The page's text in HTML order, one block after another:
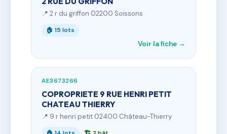
📍 2 r du griffon 02200 Soissons
🏠 15 lots
Voir la fiche →
AE3673266
COPROPRIETE 9 RUE HENRI PETIT
CHATEAU THIERRY
📍 9 r henri petit 02400 Château-Thierry